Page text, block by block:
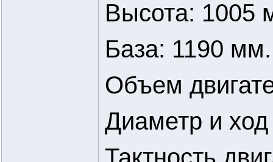
Высота: 1005
База: 1190 мм.
Объем
Диаметр и